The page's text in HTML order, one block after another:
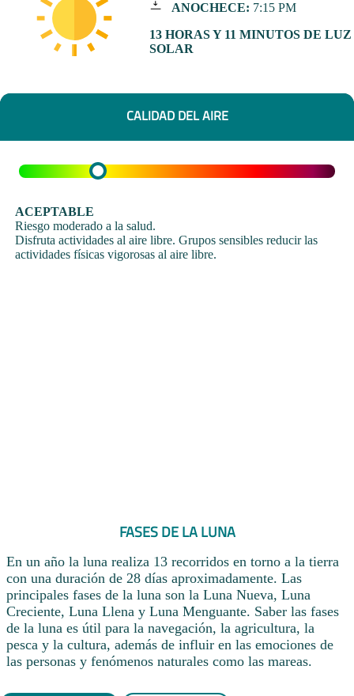
ANOCHECE: 7:15 PM
13 HORAS Y 11 MINUTOS DE LUZ
SOLAR
CALIDAD DEL AIRE
ACEPTABLE
Riesgo moderado a la salud.
Disfruta actividades al aire libre. Grupos sensibles reducir las
actividades físicas vigorosas al aire libre.
FASES DE LA LUNA
En un año la luna realiza 13 recorridos en torno a la tierra
con una duración de 28 días aproximadamente. Las
principales fases de la luna son la Luna Nueva, Luna
Creciente, Luna Llena y Luna Menguante. Saber las fases
de la luna es útil para la navegación, la agricultura, la
pesca y la cultura, además de influir en las emociones de
las personas y fenómenos naturales como las mareas.